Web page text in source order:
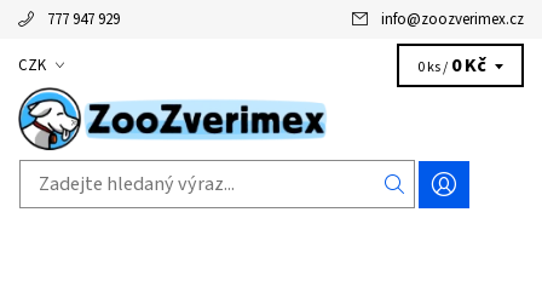
777 947 929 info@zoozverimex.cz
CZK 0 ks / 0 Kč